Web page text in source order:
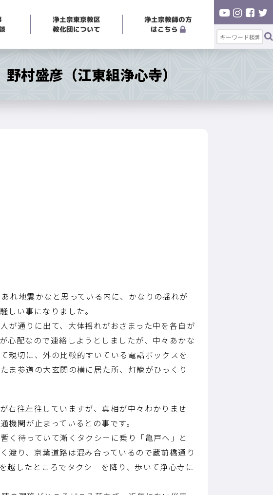
浄土宗東京教区
教化団について
浄土宗教師の方
はこちら
村盛彦（江東組浄心寺）
れ地震かなと思っている内に、かなりの揺れが
しい事になりました。
が通りに出て、大体揺れがおさまった中を各自が
心配なので連絡しようとしましたが、中々あかな
親切に、外の比較的すいている電話ボックスを
ま参道の大玄関の横に居た所、灯籠がひっくり
右往左往していますが、真相が中々わかりませ
関が止まっているとの事です。
く待っていて漸くタクシーに乗り「亀戸へ」と
渡り、京葉道路は混み合っているので蔵前橋通り
越したところでタクシーを降り、歩いて浄心寺に